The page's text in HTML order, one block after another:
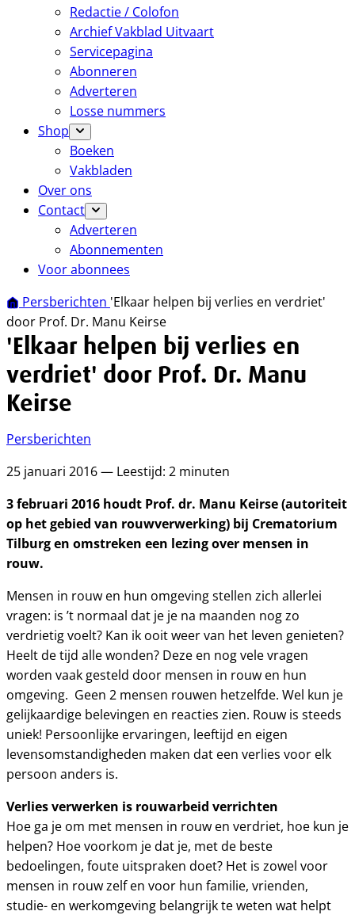
Redactie / Colofon
Archief Vakblad Uitvaart
Servicepagina
Abonneren
Adverteren
Losse nummers
Shop
Boeken
Vakbladen
Over ons
Contact
Adverteren
Abonnementen
Voor abonnees
Persberichten 'Elkaar helpen bij verlies en verdriet'
door Prof. Dr. Manu Keirse
'Elkaar helpen bij verlies en
verdriet' door Prof. Dr. Manu
Keirse
Persberichten
25 januari 2016 — Leestijd: 2 minuten
3 februari 2016 houdt Prof. dr. Manu Keirse (autoriteit
op het gebied van rouwverwerking) bij Crematorium
Tilburg en omstreken een lezing over mensen in
rouw.
Mensen in rouw en hun omgeving stellen zich allerlei
vragen: is ’t normaal dat je je na maanden nog zo
verdrietig voelt? Kan ik ooit weer van het leven genieten?
Heelt de tijd alle wonden? Deze en nog vele vragen
worden vaak gesteld door mensen in rouw en hun
omgeving. Geen 2 mensen rouwen hetzelfde. Wel kun je
gelijkaardige belevingen en reacties zien. Rouw is steeds
uniek! Persoonlijke ervaringen, leeftijd en eigen
levensomstandigheden maken dat een verlies voor elk
persoon anders is.
Verlies verwerken is rouwarbeid verrichten
Hoe ga je om met mensen in rouw en verdriet, hoe kun je
helpen? Hoe voorkom je dat je, met de beste
bedoelingen, foute uitspraken doet? Het is zowel voor
mensen in rouw zelf en voor hun familie, vrienden,
studie- en werkomgeving belangrijk te weten wat helpt